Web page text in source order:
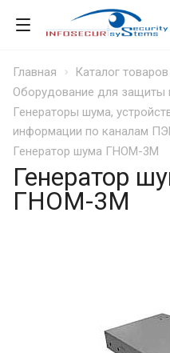
Главная
Каталог товаров
Оборудование для защиты
Генераторы шума,
информации по каналам
Генератор шума ГНОМ-3М
Генератор
ГНОМ-3М